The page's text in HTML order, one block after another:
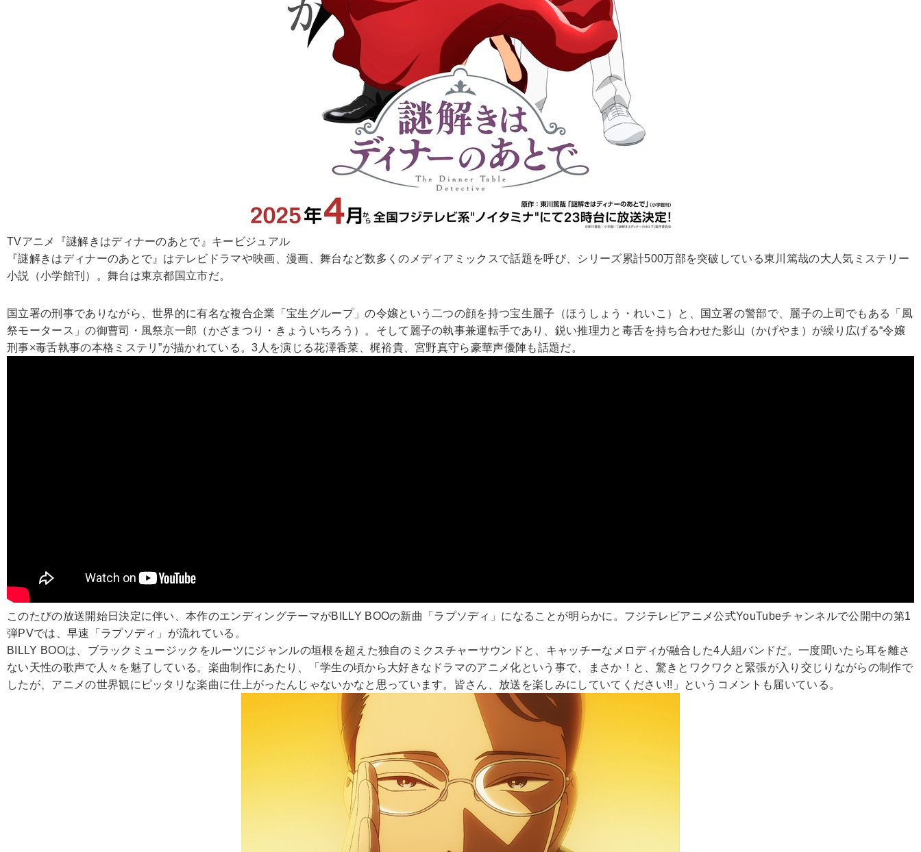
TVアニメ『謎解きはディナーのあとで』キービジュアル
『謎解きはディナーのあとで』はテレビドラマや映画、漫画、舞台など数多くのメディアミックスで話題を呼び、シリーズ累計500万部を突破している東川篤哉の大人気ミステリー
小説（小学館刊）。舞台は東京都国立市だ。
国立署の刑事でありながら、世界的に有名な複合企業「宝生グループ」の令嬢という二つの顔を持つ宝生麗子（ほうしょう・れいこ）と、国立署の警部で、麗子の上司でもある「風
祭モータース」の御曹司・風祭京一郎（かざまつり・きょういちろう）。そして麗子の執事兼運転手であり、鋭い推理力と毒舌を持ち合わせた影山（かげやま）が繰り広げる“令嬢
刑事×毒舌執事の本格ミステリ”が描かれている。3人を演じる花澤香菜、梶裕貴、宮野真守ら豪華声優陣も話題だ。
このたびの放送開始日決定に伴い、本作のエンディングテーマがBILLY BOOの新曲「ラプソディ」になることが明らかに。フジテレビアニメ公式YouTubeチャンネルで公開中の第1
弾PVでは、早速「ラプソディ」が流れている。
BILLY BOOは、ブラックミュージックをルーツにジャンルの垣根を超えた独自のミクスチャーサウンドと、キャッチーなメロディが融合した4人組バンドだ。一度聞いたら耳を離さ
ない天性の歌声で人々を魅了している。楽曲制作にあたり、「学生の頃から大好きなドラマのアニメ化という事で、まさか！と、驚きとワクワクと緊張が入り交じりながらの制作で
したが、アニメの世界観にピッタリな楽曲に仕上がったんじゃないかなと思っています。皆さん、放送を楽しみにしていてください!!」というコメントも届いている。